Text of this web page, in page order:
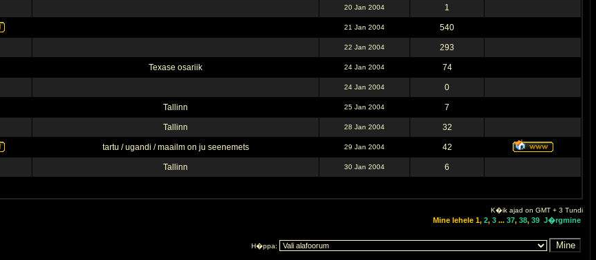
20 Jan 2004 1
21 Jan 2004 540
22 Jan 2004 293
Texase osariik 24 Jan 2004 74
24 Jan 2004 0
Tallinn 25 Jan 2004 7
Tallinn 28 Jan 2004 32
tartu / ugandi / maailm on ju seenemets 29 Jan 2004 42
Tallinn 30 Jan 2004 6
K�ik ajad on GMT + 3 Tundi
Mine lehele 1, 2, 3 ... 37, 38, 39 J�rgmine
H�ppa: